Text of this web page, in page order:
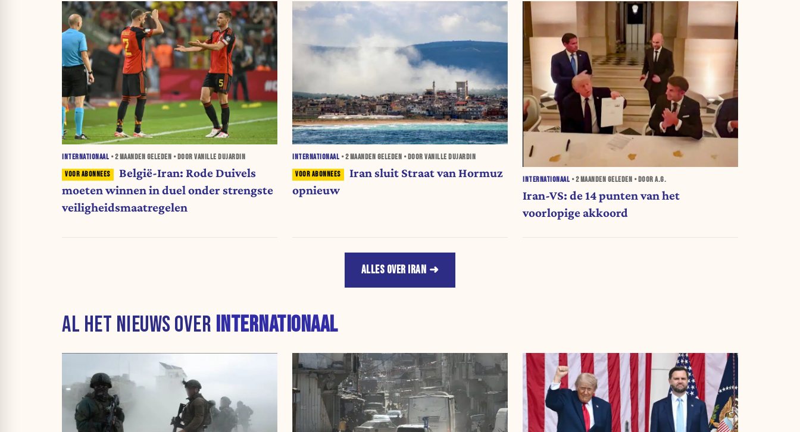
INTERNATIONAAL •2 MAANDEN GELEDEN • DOOR VANILLE DUJARDIN
België-Iran: Rode Duivels
moeten winnen in duel onder strengste
veiligheidsmaatregelen
INTERNATIONAAL •2 MAANDEN GELEDEN • DOOR VANILLE DUJARDIN
Iran sluit Straat van Hormuz
opnieuw
INTERNATIONAAL •2 MAANDEN GELEDEN • DOOR A.G.
Iran-VS: de 14 punten van het
voorlopige akkoord
ALLES OVER IRAN
AL HET NIEUWS OVER INTERNATIONAAL